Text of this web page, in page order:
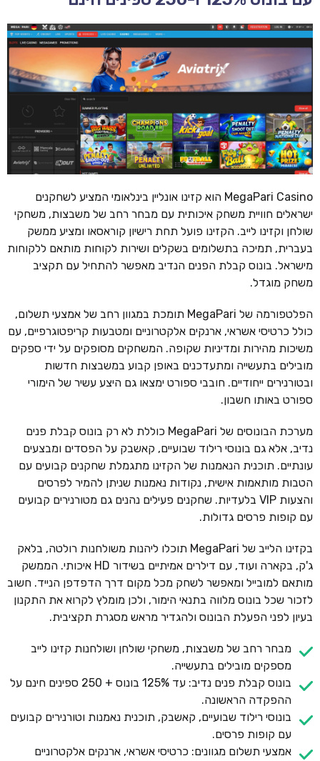
MegaPari Casino הוא קזינו אונליין בינלאומי המציע לשחקנים
ישראלים חוויית משחק איכותית עם מבחר רחב של משבצות, משחקי
שולחן וקזינו לייב. הקזינו פועל תחת רישיון קוראסאו ומציע ממשק
בעברית, תמיכה בתשלומים בשקלים ושירות לקוחות מותאם ללקוחות
מישראל. בונוס קבלת הפנים הנדיב מאפשר להתחיל עם תקציב
משחק מוגדל.
הפלטפורמה של MegaPari תומכת במגוון רחב של אמצעי תשלום,
כולל כרטיסי אשראי, ארנקים אלקטרוניים ומטבעות קריפטוגרפיים, עם
משיכות מהירות ומדיניות שקופה. המשחקים מסופקים על ידי ספקים
מובילים בתעשייה ומתעדכנים באופן קבוע במשבצות חדשות
ובטורנירים ייחודיים. חובבי ספורט ימצאו גם היצע עשיר של הימורי
ספורט באותו חשבון.
מערכת הבונוסים של MegaPari כוללת לא רק בונוס קבלת פנים
נדיב, אלא גם בונוסי רילוד שבועיים, קאשבק על הפסדים ומבצעים
עונתיים. תוכנית הנאמנות של הקזינו מתגמלת שחקנים קבועים עם
הטבות מותאמות אישית, נקודות נאמנות שניתן להמיר לפרסים
והצעות VIP בלעדיות. שחקנים פעילים נהנים גם מטורנירים קבועים
עם קופות פרסים גדולות.
בקזינו הלייב של MegaPari תוכלו ליהנות משולחנות רולטה, בלאק
ג'ק, בקארה ועוד, עם דילרים אמיתיים בשידור HD איכותי. הממשק
מותאם למובייל ומאפשר לשחק מכל מקום דרך הדפדפן הנייד. חשוב
לזכור שכל בונוס מלווה בתנאי הימור, ולכן מומלץ לקרוא את התקנון
בעיון לפני הפעלת הבונוס ולהגדיר מראש מסגרת תקציבית.
מבחר רחב של משבצות, משחקי שולחן ושולחנות קזינו לייב
מספקים מובילים בתעשייה.
בונוס קבלת פנים נדיב: עד 125% בונוס + 250 ספינים חינם על
ההפקדה הראשונה.
בונוסי רילוד שבועיים, קאשבק, תוכנית נאמנות וטורנירים קבועים
עם קופות פרסים.
אמצעי תשלום מגוונים: כרטיסי אשראי, ארנקים אלקטרוניים